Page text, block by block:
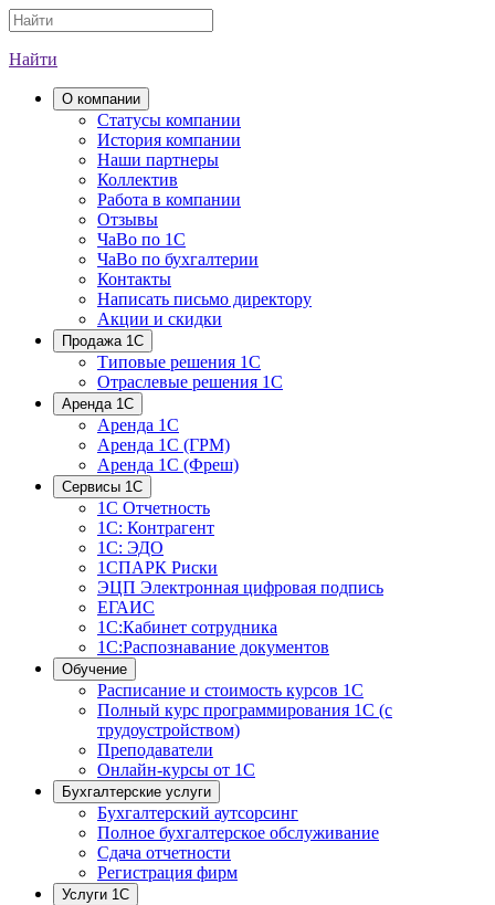
Найти
О компании
Cтатусы компании
История компании
Наши партнеры
Коллектив
Работа в компании
Отзывы
ЧаВо по 1С
ЧаВо по бухгалтерии
Контакты
Написать письмо директору
Акции и скидки
Продажа 1С
Типовые решения 1С
Отраслевые решения 1С
Аренда 1С
Аренда 1С
Аренда 1С (ГРМ)
Аренда 1С (Фреш)
Сервисы 1С
1С Отчетность
1С: Контрагент
1С: ЭДО
1СПАРК Риски
ЭЦП Электронная цифровая подпись
ЕГАИС
1С:Кабинет сотрудника
1С:Распознавание документов
Обучение
Расписание и стоимость курсов 1С
Полный курс программирования 1С (с
трудоустройством)
Преподаватели
Онлайн-курсы от 1С
Бухгалтерские услуги
Бухгалтерский аутсорсинг
Полное бухгалтерское обслуживание
Сдача отчетности
Регистрация фирм
Услуги 1С